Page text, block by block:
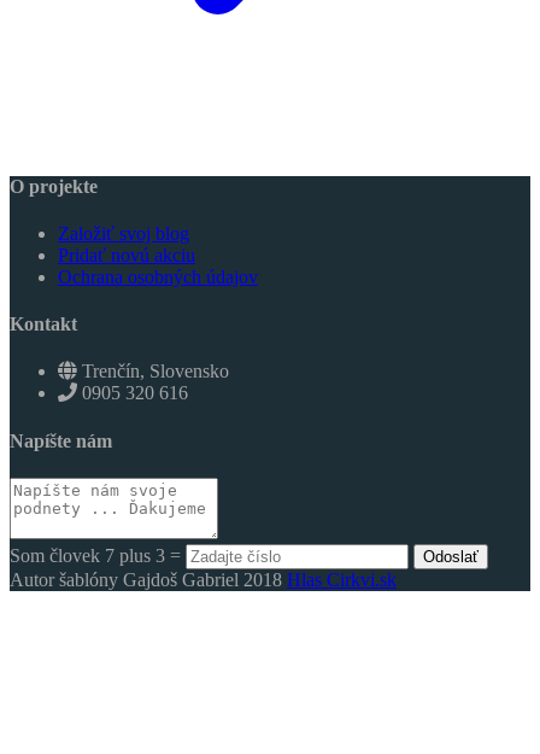
O projekte
Založiť svoj blog
Pridať novú akciu
Ochrana osobných údajov
Kontakt
Trenčín, Slovensko
0905 320 616
Napíšte nám
Som človek 7 plus 3 = Odoslať
Autor šablóny Gajdoš Gabriel 2018 Hlas Cirkvi.sk